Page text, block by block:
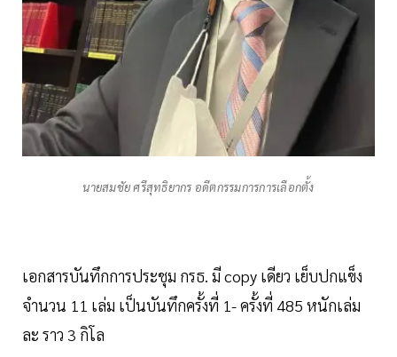
นายสมชัย ศรีสุทธิยากร อดีตกรรมการการเลือกตั้ง
เอกสารบันทึกการประชุม กรธ. มี copy เดียว เย็บปกแข็ง
จำนวน 11 เล่ม เป็นบันทึกครั้งที่ 1- ครั้งที่ 485 หนักเล่ม
ละ ราว 3 กิโล